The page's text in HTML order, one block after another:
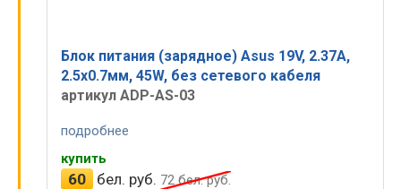
Блок питания (зарядное) Asus 19V, 2.37A,
2.5x0.7мм, 45W, без сетевого кабеля
артикул ADP-AS-03
подробнее
купить
60 бел. руб. 72бел. руб.